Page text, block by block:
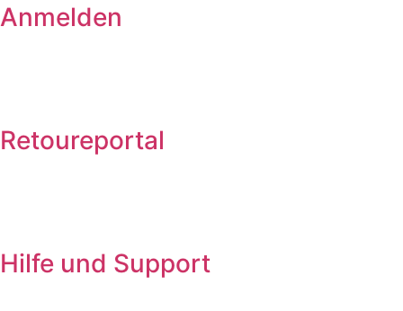
Anmelden
Retoureportal
Hilfe und Support